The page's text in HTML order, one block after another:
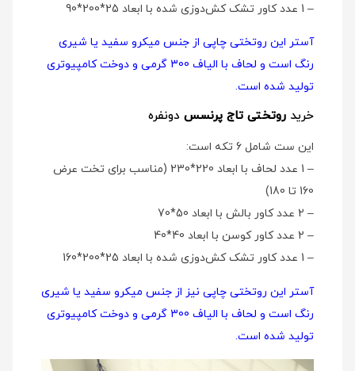
– 1 عدد کاور تشک کش‌دوزی شده با ابعاد 25*200*90
آستر این روتختی چاپی از جنس میکرو سفید یا شیری
رنگ است و لحاف با الیاف 300 گرمی و دوخت کامپیوتری
تولید شده است.
خرید روتختی تاج پرنسس دو‌نفره
این ست شامل 6 تکه است:
– 1 عدد لحاف با ابعاد 220*230 (مناسب برای تخت عرض
160 تا 180)
– 2 عدد کاور بالش با ابعاد 50*70
– 2 عدد کاور کوسن با ابعاد 40*40
– 1 عدد کاور تشک کش‌دوزی شده با ابعاد 25*200*160
آستر این روتختی چاپی نیز از جنس میکرو سفید یا شیری
رنگ است و لحاف با الیاف 300 گرمی و دوخت کامپیوتری
تولید شده است.